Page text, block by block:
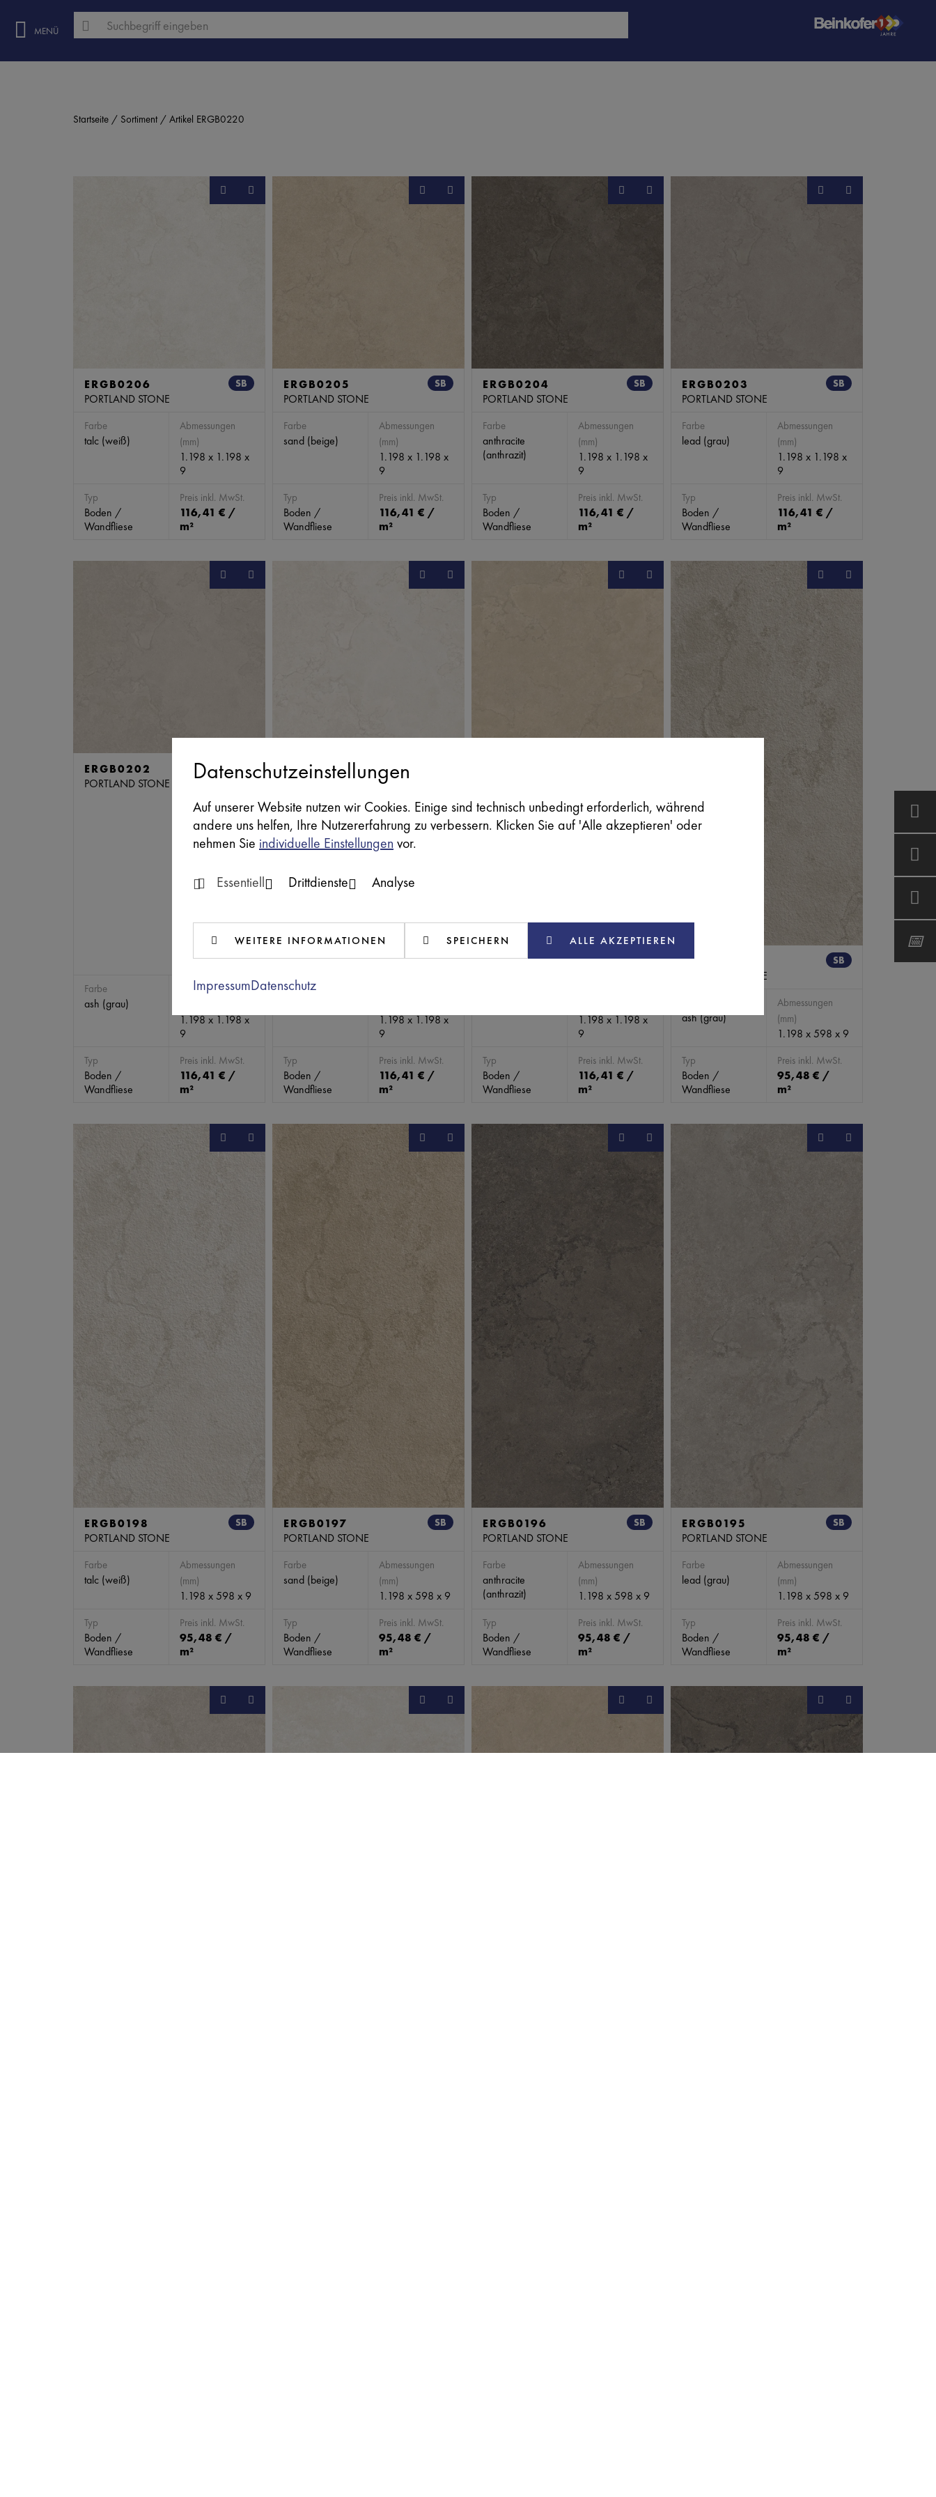
MENÜ
Startseite Sortiment Artikel ERGB0220
SB
ERGB0206
PORTLAND STONE
Farbe
talc (weiß)
Abmessungen
(mm)
1.198 x 1.198 x
9
Typ
Boden /
Wandfliese
Preis inkl. MwSt.
116,41 € /
m²
SB
ERGB0205
PORTLAND STONE
Farbe
sand (beige)
Abmessungen
(mm)
1.198 x 1.198 x
9
Typ
Boden /
Wandfliese
Preis inkl. MwSt.
116,41 € /
m²
SB
ERGB0204
PORTLAND STONE
Farbe
anthracite
(anthrazit)
Abmessungen
(mm)
1.198 x 1.198 x
9
Typ
Boden /
Wandfliese
Preis inkl. MwSt.
116,41 € /
m²
SB
ERGB0203
PORTLAND STONE
Farbe
lead (grau)
Abmessungen
(mm)
1.198 x 1.198 x
9
Typ
Boden /
Wandfliese
Preis inkl. MwSt.
116,41 € /
m²
SB
ERGB0202
PORTLAND STONE
Farbe
ash (grau)
Abmessungen
1.198 x 1.198 x
9
Typ
Boden /
Wandfliese
Preis inkl. MwSt.
116,41 € /
m²
ERGB0201
Farbe
1.198 x 1.198 x
9
Typ
Boden /
Wandfliese
Preis inkl. MwSt.
116,41 € /
m²
1.198 x 1.198 x
9
Typ
Boden /
Wandfliese
Preis inkl. MwSt.
116,41 € /
m²
SB
ERGB0199
PORTLAND STONE
ash (grau)
Abmessungen
(mm)
1.198 x 598 x 9
Typ
Boden /
Wandfliese
Preis inkl. MwSt.
95,48 € /
m²
SB
ERGB0198
PORTLAND STONE
Farbe
talc (weiß)
Abmessungen
(mm)
1.198 x 598 x 9
Typ
Boden /
Wandfliese
Preis inkl. MwSt.
95,48 € /
m²
SB
ERGB0197
PORTLAND STONE
Farbe
sand (beige)
Abmessungen
(mm)
1.198 x 598 x 9
Typ
Boden /
Wandfliese
Preis inkl. MwSt.
95,48 € /
m²
SB
ERGB0196
PORTLAND STONE
Farbe
anthracite
(anthrazit)
Abmessungen
(mm)
1.198 x 598 x 9
Typ
Boden /
Wandfliese
Preis inkl. MwSt.
95,48 € /
m²
SB
ERGB0195
PORTLAND STONE
Farbe
lead (grau)
Abmessungen
(mm)
1.198 x 598 x 9
Typ
Boden /
Wandfliese
Preis inkl. MwSt.
95,48 € /
m²
Datenschutzeinstellungen
Auf unserer Website nutzen wir Cookies. Einige sind technisch unbedingt erforderlich, während
andere uns helfen, Ihre Nutzererfahrung zu verbessern. Klicken Sie auf 'Alle akzeptieren' oder
nehmen Sie individuelle Einstellungen vor.
Essentiell Drittdienste Analyse
WEITERE INFORMATIONEN SPEICHERN ALLE AKZEPTIEREN
ImpressumDatenschutz